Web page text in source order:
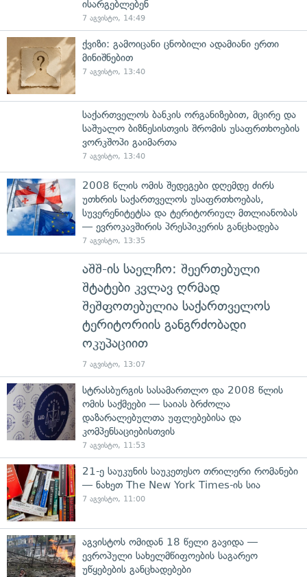
ისარგებლებენ
7 აგვისტო, 14:49
ქვიზი: გამოიცანი ცნობილი ადამიანი ერთი
მინიშნებით
7 აგვისტო, 13:40
საქართველოს ბანკის ორგანიზებით, მცირე და
საშუალო ბიზნესისთვის შრომის უსაფრთხოების
ვორკშოპი გაიმართა
7 აგვისტო, 13:40
2008 წლის ომის შედეგები დღემდე ძირს
უთხრის საქართველოს უსაფრთხოებას,
სუვერენიტეტსა და ტერიტორიულ მთლიანობას
— ევროკავშირის პრესპიკერის განცხადება
7 აგვისტო, 13:35
აშშ-ის საელჩო: შეერთებული
შტატები კვლავ ღრმად
შეშფოთებულია საქართველოს
ტერიტორიის განგრძობადი
ოკუპაციით
7 აგვისტო, 13:07
სტრასბურგის სასამართლო და 2008 წლის
ომის საქმეები — საიას ბრძოლა
დაზარალებულთა უფლებებისა და
კომპენსაციებისთვის
7 აგვისტო, 11:53
21-ე საუკუნის საუკეთესო თრილერი რომანები
— ნახეთ The New York Times-ის სია
7 აგვისტო, 11:00
აგვისტოს ომიდან 18 წელი გავიდა —
ევროპული სახელმწიფოების საგარეო
უწყებების განცხადებები